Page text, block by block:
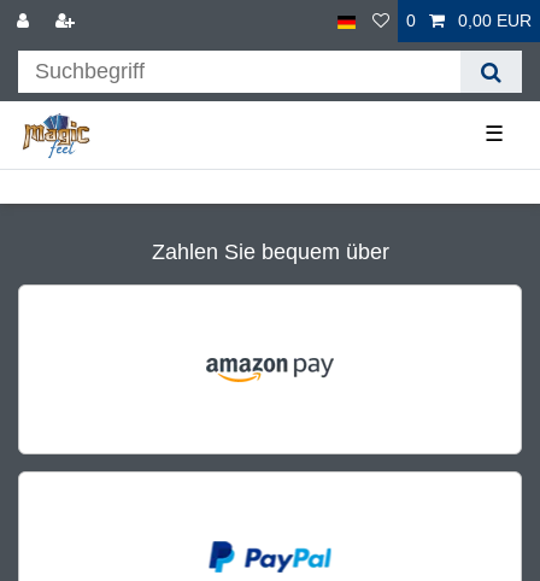
0 0,00 EUR
☰
Zahlen Sie bequem über